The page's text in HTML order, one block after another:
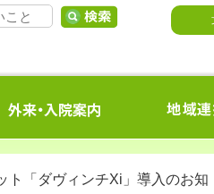
ト「ダヴィンチXi」導入のお知